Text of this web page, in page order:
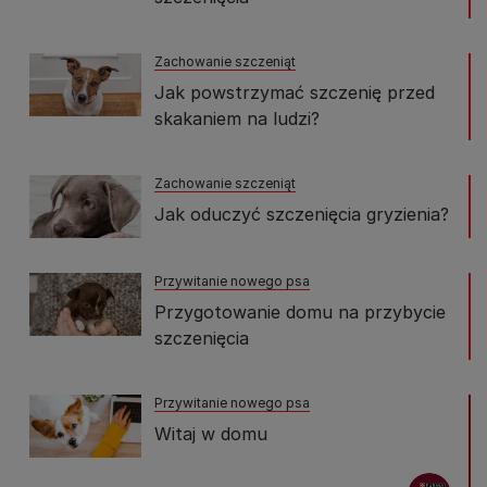
Zachowanie szczeniąt
Jak powstrzymać szczenię przed
skakaniem na ludzi?
Zachowanie szczeniąt
Jak oduczyć szczenięcia gryzienia?
Przywitanie nowego psa
Przygotowanie domu na przybycie
szczenięcia
Przywitanie nowego psa
Witaj w domu